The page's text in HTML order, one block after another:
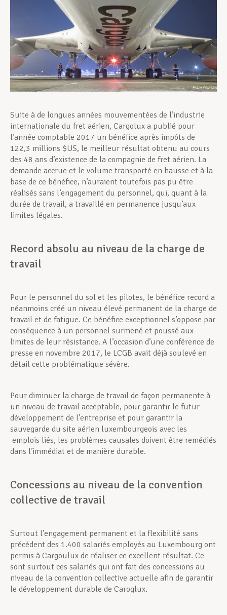
Devenir Membre
Actualités
Suite à de longues années mouvementées de l’industrie
internationale du fret aérien, Cargolux a publié pour
l’année comptable 2017 un bénéfice après impôts de
122,3 millions $US, le meilleur résultat obtenu au cours
des 48 ans d’existence de la compagnie de fret aérien. La
demande accrue et le volume transporté en hausse et à la
base de ce bénéfice, n’auraient toutefois pas pu être
réalisés sans l’engagement du personnel, qui, quant à la
durée de travail, a travaillé en permanence jusqu’aux
limites légales.
Record absolu au niveau de la charge de
travail
Pour le personnel du sol et les pilotes, le bénéfice record a
néanmoins créé un niveau élevé permanent de la charge de
travail et de fatigue. Ce bénéfice exceptionnel s’oppose par
conséquence à un personnel surmené et poussé aux
limites de leur résistance. A l’occasion d’une conférence de
presse en novembre 2017, le LCGB avait déjà soulevé en
détail cette problématique sévère.
Pour diminuer la charge de travail de façon permanente à
un niveau de travail acceptable, pour garantir le futur
développement de l’entreprise et pour garantir la
sauvegarde du site aérien luxembourgeois avec les
emplois liés, les problèmes causales doivent être remédiés
dans l’immédiat et de manière durable.
Concessions au niveau de la convention
collective de travail
Surtout l’engagement permanent et la flexibilité sans
précédent des 1.400 salariés employés au Luxembourg ont
permis à Cargoulux de réaliser ce excellent résultat. Ce
sont surtout ces salariés qui ont fait des concessions au
niveau de la convention collective actuelle afin de garantir
le développement durable de Caroglux.